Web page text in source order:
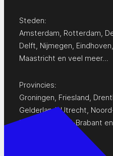
Steden:
Amsterdam Rotterdam
Delft Nijmegen Eindhoven
Maastricht en veel meer…
Provincies:
Groningen, Friesland,
Gelderland,Utrecht,
Zeeland
Noord-Brabant en